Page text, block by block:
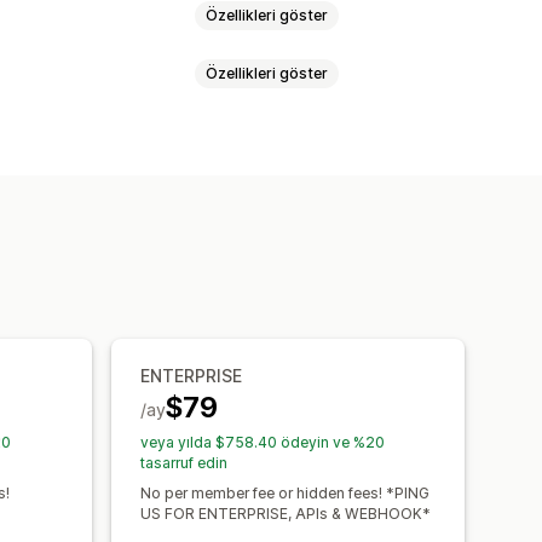
Özellikleri göster
Özellikleri göster
Özel ödüller
ENTERPRISE
$79
/ay
veya yılda $758.40 ödeyin ve %20
tasarruf edin
No per member fee or hidden fees! *PING
US FOR ENTERPRISE, APIs & WEBHOOK*